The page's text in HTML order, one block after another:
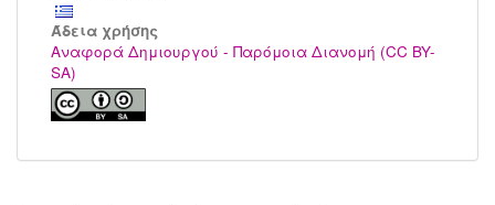
Άδεια χρήσης
Αναφορά Δημιουργού - Παρόμοια Διανομή (CC BY-
SA)